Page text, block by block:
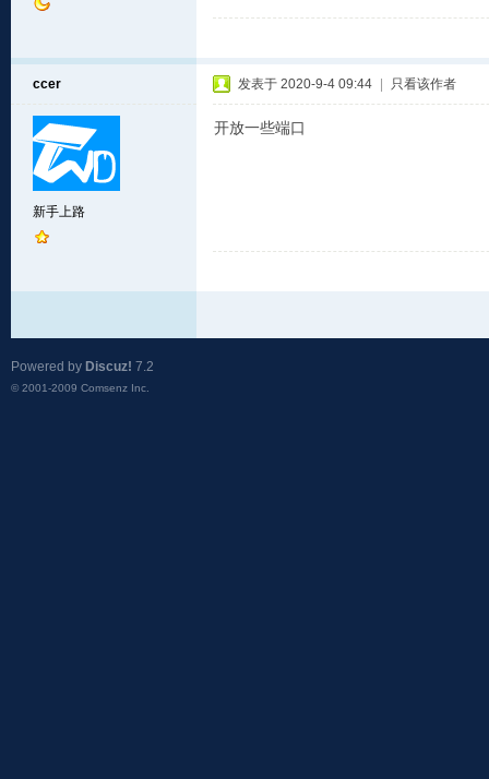
ccer
新手上路
发表于 2020-9-4 09:44 只看该作者
开放一些端口
Powered by Discuz! 7.2
© 2001-2009 Comsenz Inc.